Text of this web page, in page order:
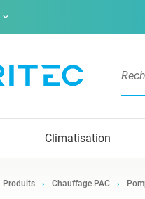
Climatisation
Produits Chauffage PAC